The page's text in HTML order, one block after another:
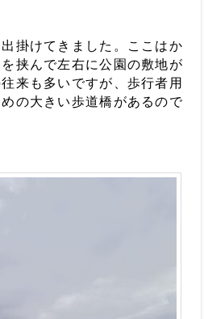
掛けてきました。ここはか
挟んで左右に公園の敷地が
来も多いですが、歩行者用
の大きい歩道橋があるので